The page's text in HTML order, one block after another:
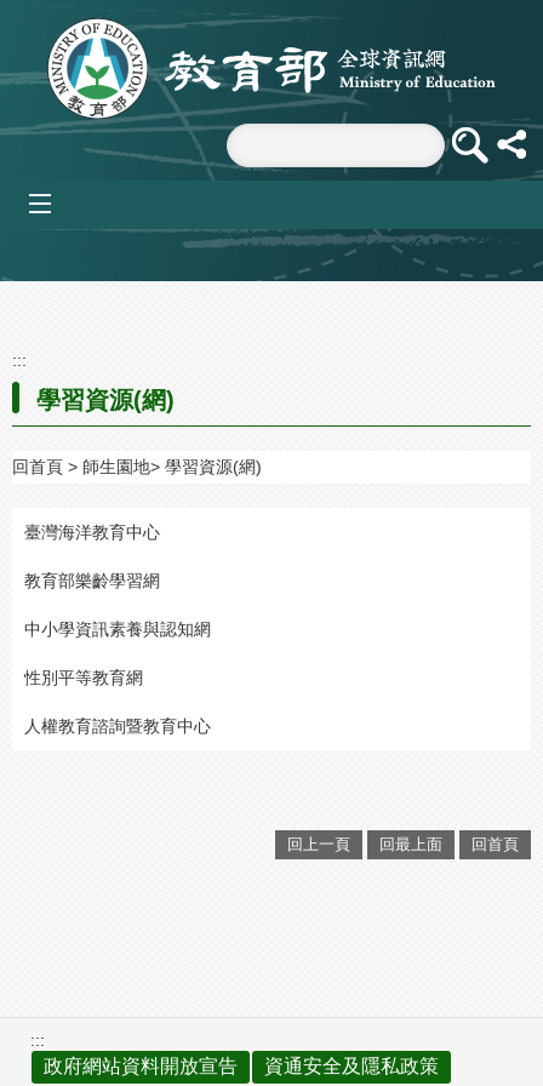
跳到主要內容區塊
:::
學習資源(網)
回首頁 師生園地 學習資源(網)
臺灣海洋教育中心
教育部樂齡學習網
中小學資訊素養與認知網
性別平等教育網
人權教育諮詢暨教育中心
回上一頁 回最上面 回首頁
:::
政府網站資料開放宣告 資通安全及隱私政策